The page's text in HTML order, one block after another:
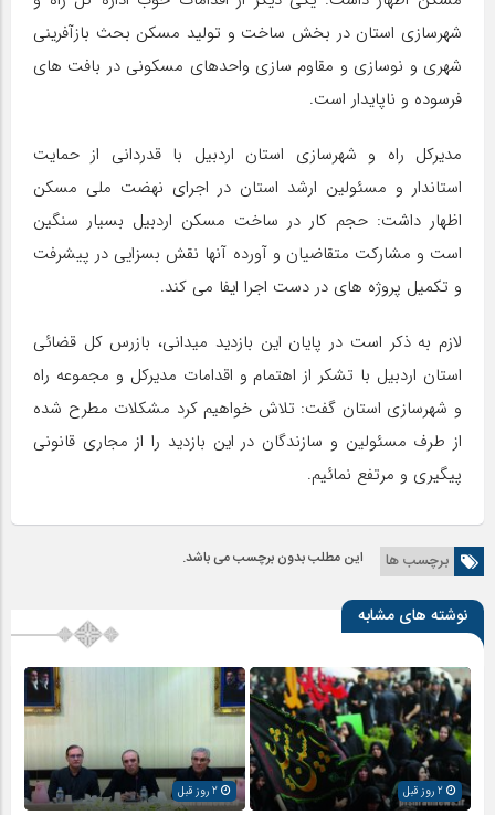
شهرسازی استان در بخش ساخت و تولید مسکن بحث بازآفرینی
شهری و نوسازی و مقاوم سازی واحدهای مسکونی در بافت های
فرسوده و ناپایدار است.
مدیرکل راه و شهرسازی استان اردبیل با قدردانی از حمایت
استاندار و مسئولین ارشد استان در اجرای نهضت ملی مسکن
اظهار داشت: حجم کار در ساخت مسکن اردبیل بسیار سنگین
است و مشارکت متقاضیان و آورده آنها نقش بسزایی در پیشرفت
و تکمیل پروژه های در دست اجرا ایفا می کند.
لازم به ذکر است در پایان این بازدید میدانی، بازرس کل قضائی
استان اردبیل با تشکر از اهتمام و اقدامات مدیرکل و مجموعه راه
و شهرسازی استان گفت: تلاش خواهیم کرد مشکلات مطرح شده
از طرف مسئولین و سازندگان در این بازدید را از مجاری قانونی
پیگیری و مرتفع نمائیم.
برچسب ها این مطلب بدون برچسب می باشد.
نوشته های مشابه
2 روز قبل